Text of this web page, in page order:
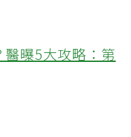
曝5大攻略：第